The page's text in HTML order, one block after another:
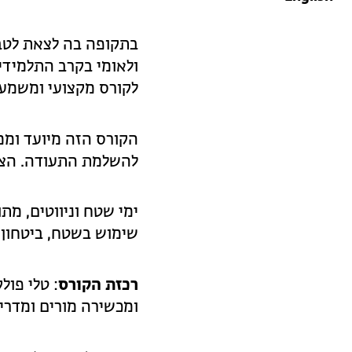
בתקופה בה לצאת
ולאומי בקרב
לקורס מקצועי
הקורס הזה מיועד
להשלמת התעודה.
ימי שטח וניווטים,
שימוש בשטח,
רכזת הקורס: טלי
ומכשירה מורים